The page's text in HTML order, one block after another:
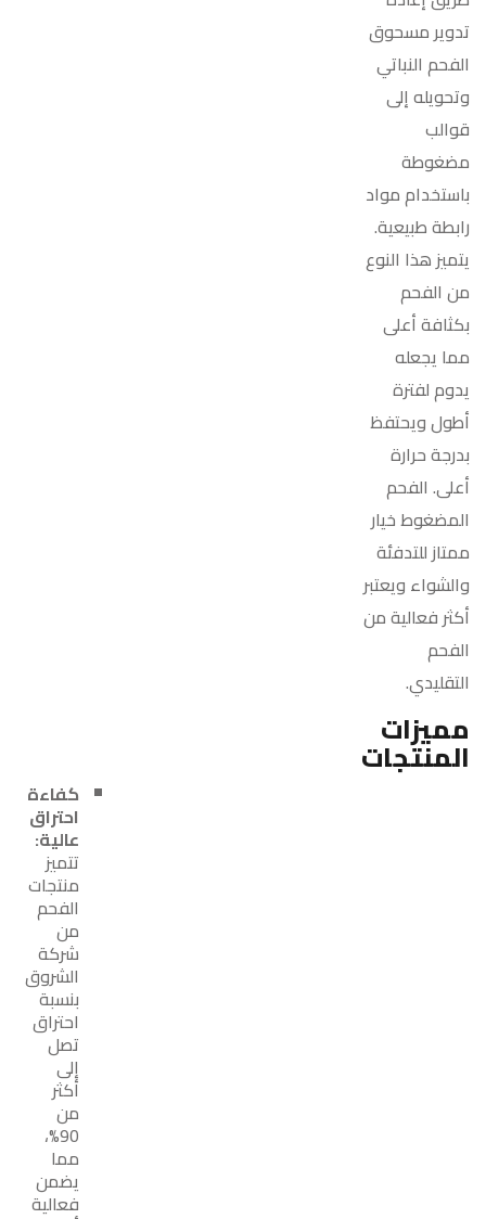
تدوير مسحوق
الفحم النباتي
وتحويله إلى
قوالب
مضغوطة
باستخدام مواد
رابطة طبيعية.
يتميز هذا النوع
من الفحم
بكثافة أعلى
مما يجعله
يدوم لفترة
أطول ويحتفظ
بدرجة حرارة
أعلى. الفحم
المضغوط خيار
ممتاز للتدفئة
والشواء ويعتبر
أكثر فعالية من
الفحم
التقليدي.
مميزات
المنتجات
كفاءة
احتراق
عالية:
تتميز
منتجات
الفحم
من
شركة
الشروق
بنسبة
احتراق
تصل
إلى
أكثر
من
90%،
مما
يضمن
فعالية